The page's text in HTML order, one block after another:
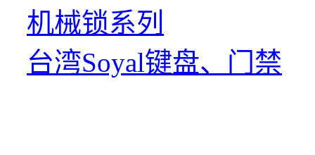
机械锁系列
台湾Soyal键盘、门禁